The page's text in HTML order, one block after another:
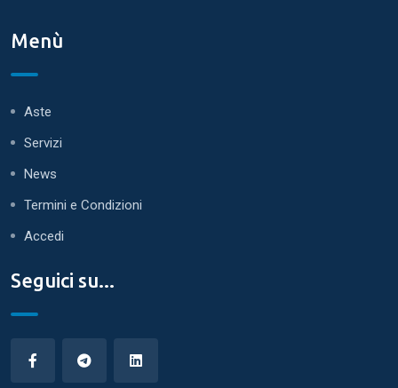
Menù
Aste
Servizi
News
Termini e Condizioni
Accedi
Seguici su...